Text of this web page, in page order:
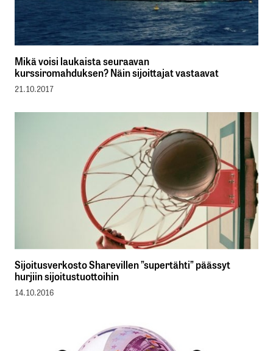
Mikä voisi laukaista seuraavan
kurssiromahduksen? Näin sijoittajat vastaavat
21.10.2017
Sijoitusverkosto Sharevillen ”supertähti” päässyt
hurjiin sijoitustuottoihin
14.10.2016